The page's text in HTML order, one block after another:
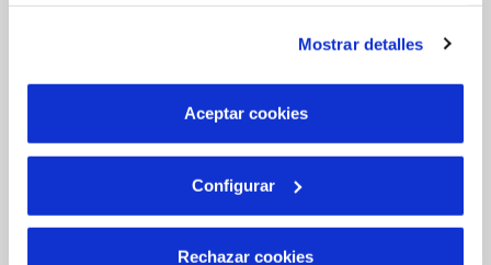
son indispensables para que el sitio web funcione y que
por tanto no se pueden desactivar. Puedes consultar
más información en nuestraPolítica de Cookies
Mostrar detalles
Aceptar cookies
Configurar
Rechazar cookies